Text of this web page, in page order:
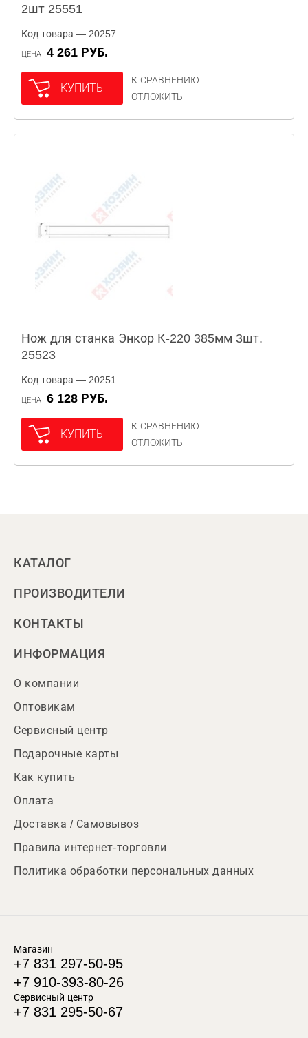
2шт 25551
Код товара — 20257
ЦЕНА 4 261 РУБ.
КУПИТЬ
К СРАВНЕНИЮ
ОТЛОЖИТЬ
Нож для станка Энкор К-220 385мм 3шт.
25523
Код товара — 20251
ЦЕНА 6 128 РУБ.
КУПИТЬ
К СРАВНЕНИЮ
ОТЛОЖИТЬ
КАТАЛОГ
ПРОИЗВОДИТЕЛИ
КОНТАКТЫ
ИНФОРМАЦИЯ
О компании
Оптовикам
Сервисный центр
Подарочные карты
Как купить
Оплата
Доставка / Самовывоз
Правила интернет-торговли
Политика обработки персональных данных
Магазин
+7 831 297-50-95
+7 910-393-80-26
Сервисный центр
+7 831 295-50-67